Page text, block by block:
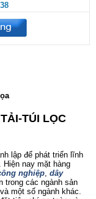
TÚI LỌC
lập để phát triển lĩnh
Hiện nay mặt hàng
nghiệp, dây
trong các ngành sản
một số ngành khác.